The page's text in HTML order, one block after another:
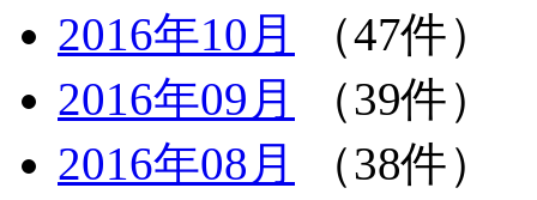
2016年10月
（47件）
2016年09月
（39件）
2016年08月
（38件）